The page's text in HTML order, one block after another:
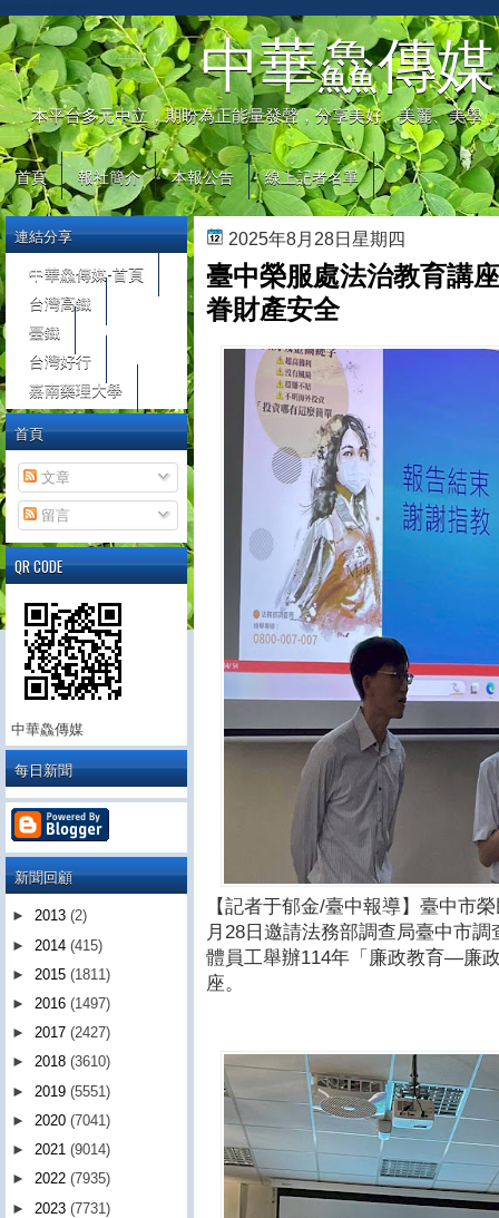
中華鱻傳媒
本平台多元中立，期盼為正能量發聲，分享美好、美麗、美學
首頁 報社簡介 本報公告 線上記者名單
2025年8月28日星期四
臺中榮服處法治教育講
眷財產安全
【記者于郁金/臺中報導】臺中市
月28日邀請法務部調查局臺中市
體員工舉辦114年「廉政教育—廉
座。
連結分享
中華鱻傳媒-首頁
台灣高鐵
臺鐵
台灣好行
嘉南藥理大學
首頁
文章
留言
QR CODE
中華鱻傳媒
每日新聞
新聞回顧
► 2013 (2)
► 2014 (415)
► 2015 (1811)
► 2016 (1497)
► 2017 (2427)
► 2018 (3610)
► 2019 (5551)
► 2020 (7041)
► 2021 (9014)
► 2022 (7935)
► 2023 (7731)